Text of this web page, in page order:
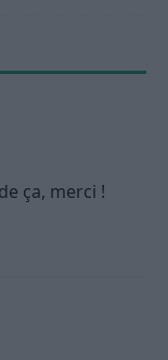
ça, merci !